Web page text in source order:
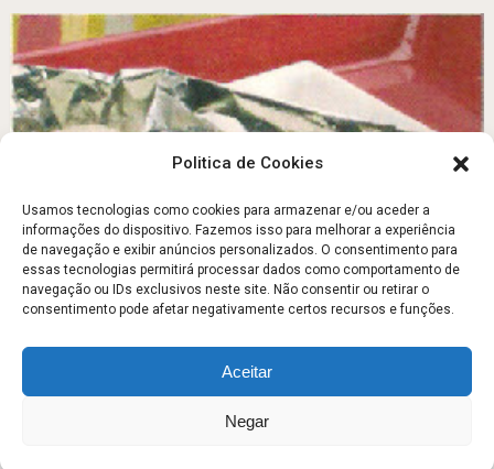
Politica de Cookies
Usamos tecnologias como cookies para armazenar e/ou aceder a
informações do dispositivo. Fazemos isso para melhorar a experiência
de navegação e exibir anúncios personalizados. O consentimento para
essas tecnologias permitirá processar dados como comportamento de
navegação ou IDs exclusivos neste site. Não consentir ou retirar o
consentimento pode afetar negativamente certos recursos e funções.
Aceitar
Negar
GAROUPA COM AZEITONAS E MANJERICÃO
Julho 30, 2011
Escola FitnessCopyright © 2026.